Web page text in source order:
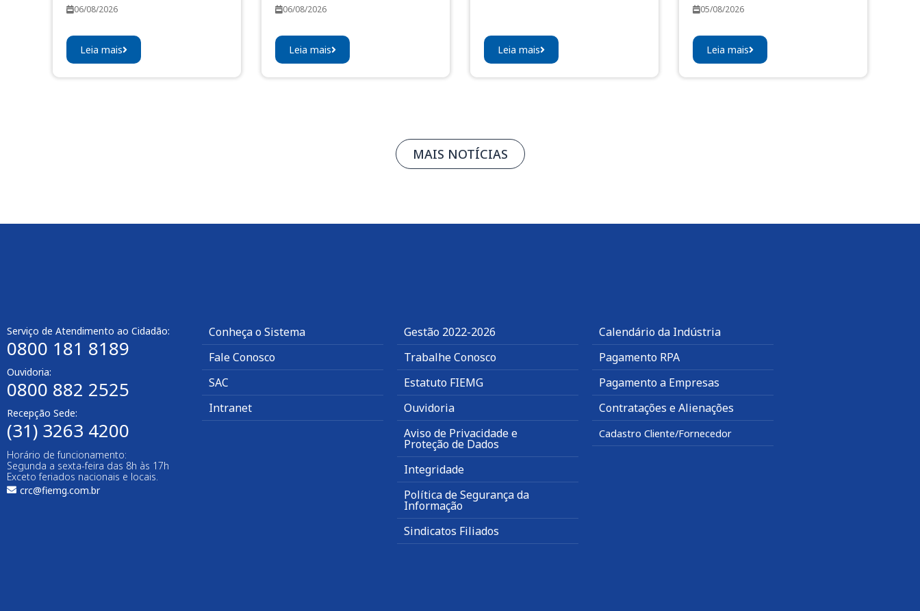
06/08/2026
Leia mais
06/08/2026
Leia mais Leia mais
05/08/2026
Leia mais
MAIS NOTÍCIAS
Serviço de Atendimento ao Cidadão:
0800 181 8189
Ouvidoria:
0800 882 2525​
Recepção Sede:
(31) 3263 4200
Horário de funcionamento:
Segunda a sexta-feira das 8h às 17h
Exceto feriados nacionais e locais.
crc@fiemg.com.br
Conheça o Sistema
Fale Conosco
SAC
Intranet
Gestão 2022-2026
Trabalhe Conosco
Estatuto FIEMG
Ouvidoria
Aviso de Privacidade e
Proteção de Dados
Integridade
Política de Segurança da
Informação
Sindicatos Filiados
Calendário da Indústria
Pagamento RPA
Pagamento a Empresas
Contratações e Alienações
Cadastro Cliente/Fornecedor